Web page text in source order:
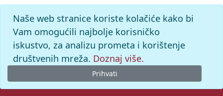
Naše web stranice koriste kolačiće kako bi
Vam omogućili najbolje korisničko
iskustvo, za analizu prometa i korištenje
društvenih mreža. Doznaj više.
Prihvati
© 2026. -Leksikografski zavodMiroslav Krleža